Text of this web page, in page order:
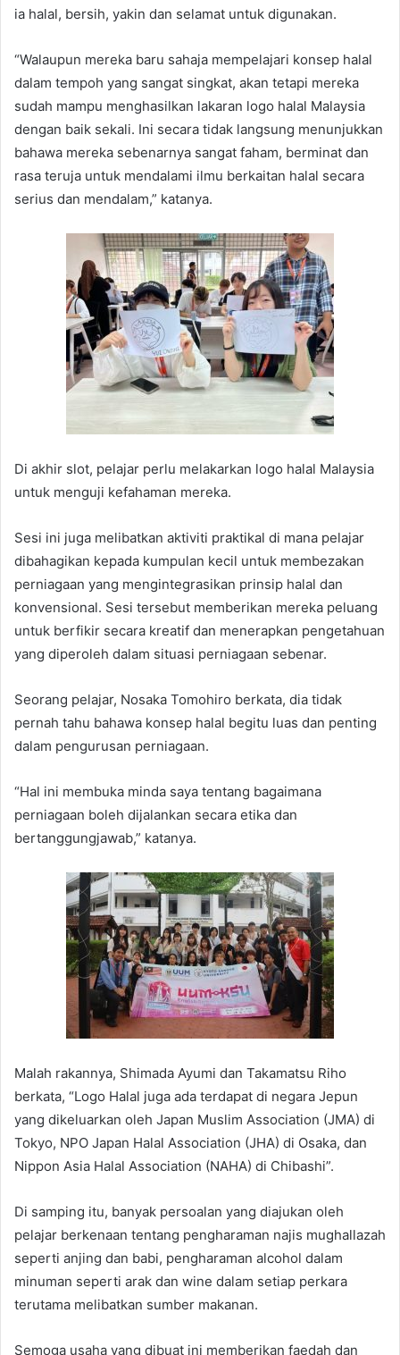
ia halal, bersih, yakin dan selamat untuk digunakan.
“Walaupun mereka baru sahaja mempelajari konsep halal
dalam tempoh yang sangat singkat, akan tetapi mereka
sudah mampu menghasilkan lakaran logo halal Malaysia
dengan baik sekali. Ini secara tidak langsung menunjukkan
bahawa mereka sebenarnya sangat faham, berminat dan
rasa teruja untuk mendalami ilmu berkaitan halal secara
serius dan mendalam,” katanya.
Di akhir slot, pelajar perlu melakarkan logo halal Malaysia
untuk menguji kefahaman mereka.
Sesi ini juga melibatkan aktiviti praktikal di mana pelajar
dibahagikan kepada kumpulan kecil untuk membezakan
perniagaan yang mengintegrasikan prinsip halal dan
konvensional. Sesi tersebut memberikan mereka peluang
untuk berfikir secara kreatif dan menerapkan pengetahuan
yang diperoleh dalam situasi perniagaan sebenar.
Seorang pelajar, Nosaka Tomohiro berkata, dia tidak
pernah tahu bahawa konsep halal begitu luas dan penting
dalam pengurusan perniagaan.
“Hal ini membuka minda saya tentang bagaimana
perniagaan boleh dijalankan secara etika dan
bertanggungjawab,” katanya.
Malah rakannya, Shimada Ayumi dan Takamatsu Riho
berkata, “Logo Halal juga ada terdapat di negara Jepun
yang dikeluarkan oleh Japan Muslim Association (JMA) di
Tokyo, NPO Japan Halal Association (JHA) di Osaka, dan
Nippon Asia Halal Association (NAHA) di Chibashi”.
Di samping itu, banyak persoalan yang diajukan oleh
pelajar berkenaan tentang pengharaman najis mughallazah
seperti anjing dan babi, pengharaman alcohol dalam
minuman seperti arak dan wine dalam setiap perkara
terutama melibatkan sumber makanan.
Semoga usaha yang dibuat ini memberikan faedah dan